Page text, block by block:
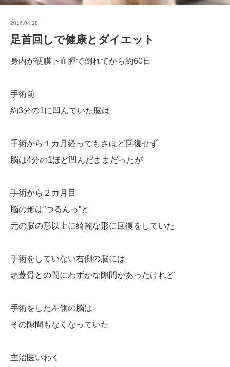
2016.04.28
足首回しで健康とダイエット
身内が硬膜下血腫で倒れてから約60日
手術前
約3分の1に凹んでいた脳は
手術から１カ月経ってもさほど回復せず
脳は4分の1ほど凹んだままだったが
手術から２カ月目
脳の形は”つるんっ”と
元の脳の形以上に綺麗な形に回復をしていた
手術をしていない右側の脳には
頭蓋骨との間にわずかな隙間があったけれど
手術をした左側の脳は
その隙間もなくなっていた
主治医いわく